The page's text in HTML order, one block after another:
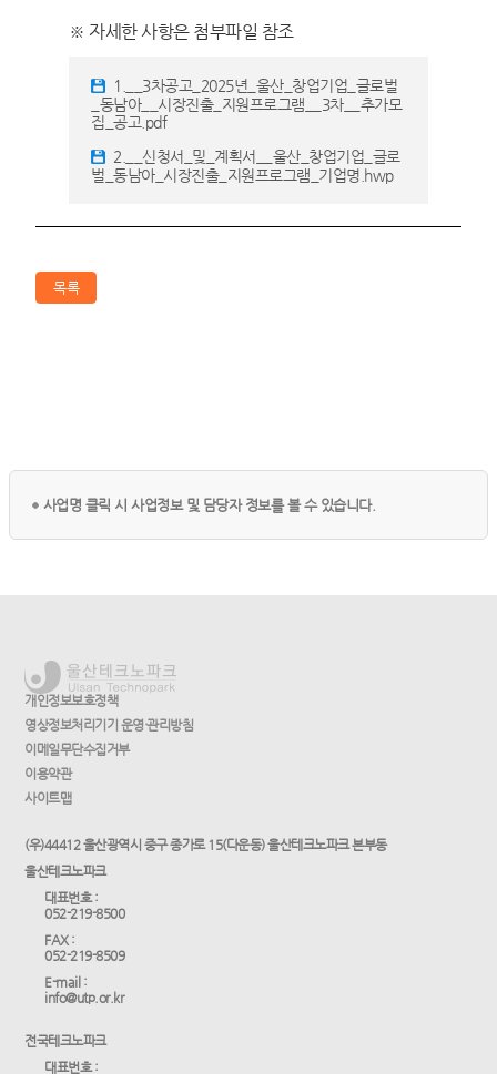
※ 자세한 사항은 첨부파일 참조
1.__3차공고_2025년_울산_창업기업_글로벌
_동남아__시장진출_지원프로그램__3차__추가모
집_공고.pdf
2.__신청서_및_계획서__울산_창업기업_글로
벌_동남아_시장진출_지원프로그램_기업명.hwp
목록
사업명 클릭 시 사업정보 및 담당자 정보를 볼 수 있습니다.
개인정보보호정책
영상정보처리기기 운영·관리방침
이메일무단수집거부
이용약관
사이트맵
(우)44412 울산광역시 중구 종가로 15(다운동) 울산테크노파크 본부동
울산테크노파크
대표번호 :
052-219-8500
FAX :
052-219-8509
E-mail :
info@utp.or.kr
전국테크노파크
대표번호 :